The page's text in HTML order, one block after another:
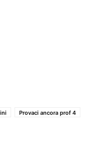
Provaci ancora prof 4